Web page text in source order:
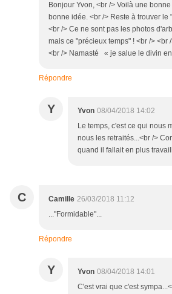
Bonjour Yvon, <br /> Voilà une
bonne idée. <br /> Reste à trouver le
<br /> Ce ne sont pas les photos
mais ce "précieux temps" ! <br /> <br
<br /> Namasté « je salue le divin
Répondre
Y Yvon 08/04/2018 14:02
Le temps, c'est ce qui nous
nous les retraités...<br />
quand il fallait en plus
C Camille 26/03/2018 11:12
..."Formidable"...
Répondre
Y Yvon 08/04/2018 14:01
C'est vrai que c'est